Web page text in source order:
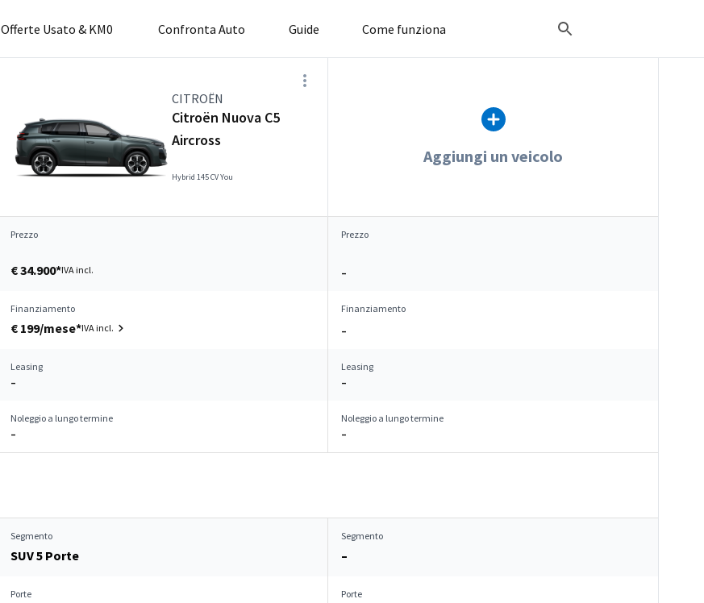
Offerte Usato & KM0 Confronta Auto Guide Come funziona
CITROËN
Citroën Nuova C5
Aircross
Hybrid 145 CV You
Aggiungi un veicolo
Prezzo
€ 34.900*IVA incl.
Prezzo
–
Finanziamento
€ 199/mese*IVA incl.
Finanziamento
–
Leasing
–
Leasing
–
Noleggio a lungo termine
–
Noleggio a lungo termine
–
Segmento
SUV 5 Porte
Segmento
–
Porte Porte